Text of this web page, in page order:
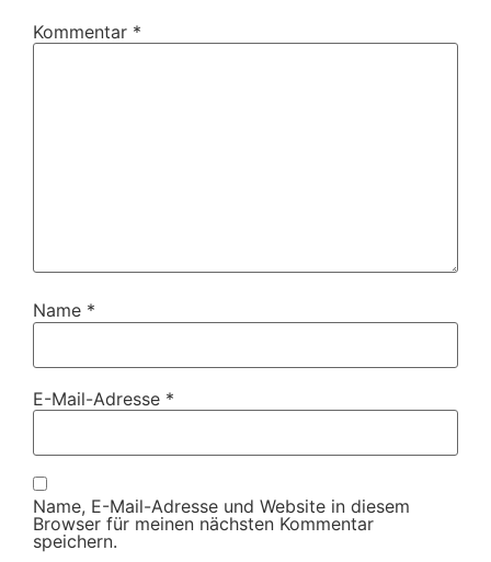
Kommentar *
Name *
E-Mail-Adresse *
Name, E-Mail-Adresse und Website in diesem
Browser für meinen nächsten Kommentar
speichern.